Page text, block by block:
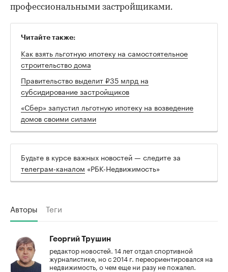
профессиональными застройщиками.
Читайте также:
Как взять льготную ипотеку на самостоятельное
строительство дома
Правительство выделит ₽35 млрд на
субсидирование застройщиков
«Сбер» запустил льготную ипотеку на возведение
домов своими силами
Будьте в курсе важных новостей — следите за
телеграм-каналом «РБК-Недвижимость»
Авторы Теги
Георгий Трушин
редактор новостей. 14 лет отдал спортивной
журналистике, но с 2014 г. переориентировался на
недвижимость, о чем еще ни разу не пожалел.